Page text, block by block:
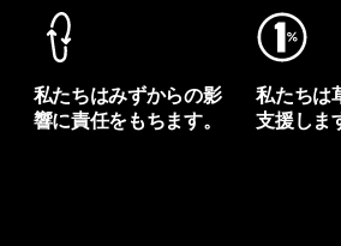
私たちはみずからの影
響に責任をもちます。
私たちは
支援しま